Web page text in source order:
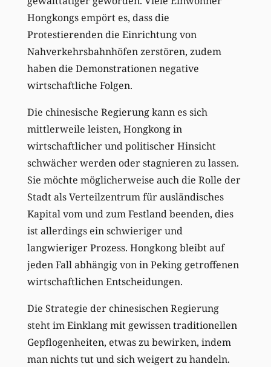
Hongkongs empört es, dass die
Protestierenden die Einrichtung von
Nahverkehrsbahnhöfen zerstören, zudem
haben die Demonstrationen negative
wirtschaftliche Folgen.
Die chinesische Regierung kann es sich
mittlerweile leisten, Hongkong in
wirtschaftlicher und politischer Hinsicht
schwächer werden oder stagnieren zu lassen.
Sie möchte möglicherweise auch die Rolle der
Stadt als Verteilzentrum für ausländisches
Kapital vom und zum Festland beenden, dies
ist allerdings ein schwieriger und
langwieriger Prozess. Hongkong bleibt auf
jeden Fall abhängig von in Peking getroffenen
wirtschaftlichen Entscheidungen.
Die Strategie der chinesischen Regierung
steht im Einklang mit gewissen traditionellen
Gepflogenheiten, etwas zu bewirken, indem
man nichts tut und sich weigert zu handeln.